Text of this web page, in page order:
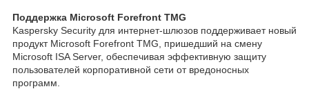
Поддержка Microsoft Forefront TMG
Kaspersky Security для интернет-шлюзов поддерживает новый
продукт Microsoft Forefront TMG, пришедший на смену
Microsoft ISA Server, обеспечивая эффективную защиту
пользователей корпоративной сети от вредоносных
программ.